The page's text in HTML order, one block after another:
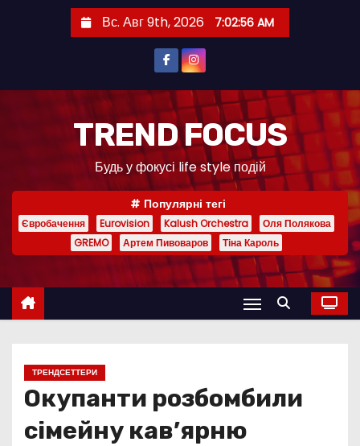
и
Вс. Авг 9th, 2026 7:02:57 AM
TREND FOCUS
Будь у фокусі life style подій
Популярні тегі
Євробачення Eurovision Kalush Orchestra
Оля Полякова
GREMO
Артем Пивоваров Тіна Кароль
ТРЕНДСЕТТЕРИ
Окупанти розбомбили
сімейну кав’ярню